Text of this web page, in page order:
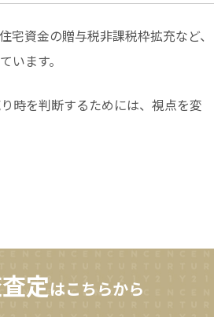
資金の贈与税非課税枠拡充など、
います。
時を判断するためには、視点を変
定はこちらから